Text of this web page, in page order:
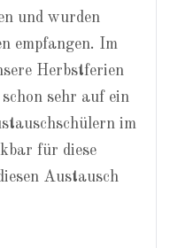
und wurden
empfangen. Im
Herbstferien
sehr auf ein
im
für diese
Austausch